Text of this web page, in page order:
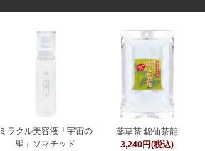
ミラクル美容液「宇宙の
聖」ソマチッド
薬草茶 錦仙茶龍
3,240円(税込)